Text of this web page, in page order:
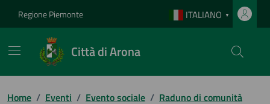
Regione Piemonte ITALIANO ▼
Città di Arona
Home / Eventi / Evento sociale / Raduno di comunità